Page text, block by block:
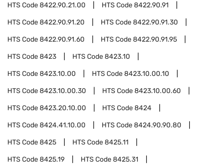
HTS Code8422.90.21.00 HTS Code8422.90.91
HTS Code8422.90.91.20 HTS Code8422.90.91.30
HTS Code8422.90.91.60 HTS Code8422.90.91.95
HTS Code8423 HTS Code8423.10
HTS Code8423.10.00 HTS Code8423.10.00.10
HTS Code8423.10.00.30 HTS Code8423.10.00.60
HTS Code8423.20.10.00 HTS Code8424
HTS Code8424.41.10.00 HTS Code8424.90.90.80
HTS Code8425 HTS Code8425.11
HTS Code8425.19 HTS Code8425.31